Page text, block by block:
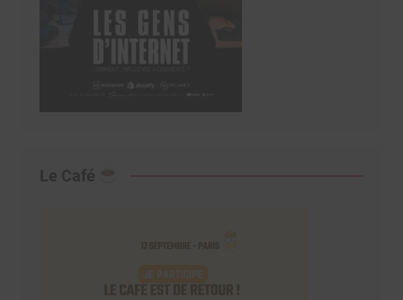
Le Café